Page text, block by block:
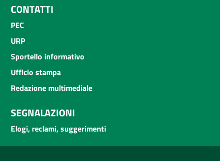
CONTATTI
PEC
URP
Sportello informativo
Ufficio stampa
Redazione multimediale
SEGNALAZIONI
Elogi, reclami, suggerimenti